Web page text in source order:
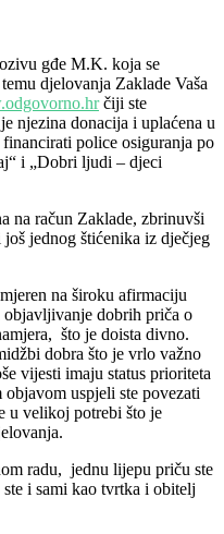
gđe M.K. koja se
djelovanja Zaklade Vaša
čiji ste
njezina donacija i uplaćena u
police osiguranja po
i „Dobri ljudi – djeci
na račun Zaklade, zbrinuvši
jednog štićenika iz dječjeg
na široku afirmaciju
objavljivanje dobrih priča o
što je doista divno.
dobra što je vrlo važno
vijesti imaju status prioriteta
uspjeli ste povezati
u velikoj potrebi što je
radu, jednu lijepu priču ste
i sami kao tvrtka i obitelj